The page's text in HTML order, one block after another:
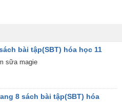
bài tập(SBT) hóa học 11
sữa magie
8 sách bài tập(SBT) hóa